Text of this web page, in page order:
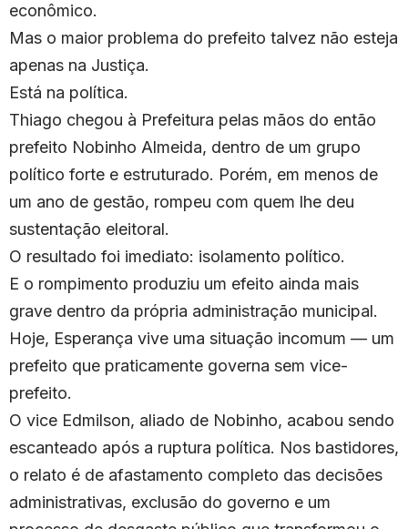
econômico.
Mas o maior problema do prefeito talvez não esteja
apenas na Justiça.
Está na política.
Thiago chegou à Prefeitura pelas mãos do então
prefeito Nobinho Almeida, dentro de um grupo
político forte e estruturado. Porém, em menos de
um ano de gestão, rompeu com quem lhe deu
sustentação eleitoral.
O resultado foi imediato: isolamento político.
E o rompimento produziu um efeito ainda mais
grave dentro da própria administração municipal.
Hoje, Esperança vive uma situação incomum — um
prefeito que praticamente governa sem vice-
prefeito.
O vice Edmilson, aliado de Nobinho, acabou sendo
escanteado após a ruptura política. Nos bastidores,
o relato é de afastamento completo das decisões
administrativas, exclusão do governo e um